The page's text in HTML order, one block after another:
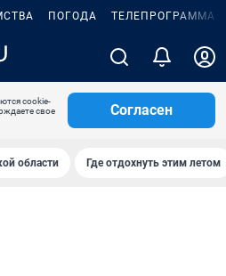
ПОГОДА ТЕЛЕПРОГРАММА
cookie-
свое
Согласен
области Где отдохнуть этим летом